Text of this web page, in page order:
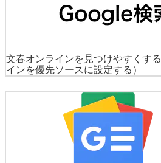
文春オンラインを見つけやすくする
インを優先ソースに設定する）